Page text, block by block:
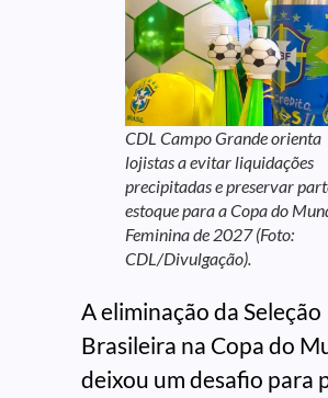
CDL Campo Grande orienta
lojistas a evitar liquidações
precipitadas e preservar
estoque para a Copa do
Feminina de 2027 (Foto:
CDL/Divulgação).
A eliminação da Seleção
Brasileira na Copa do
deixou um desafio para